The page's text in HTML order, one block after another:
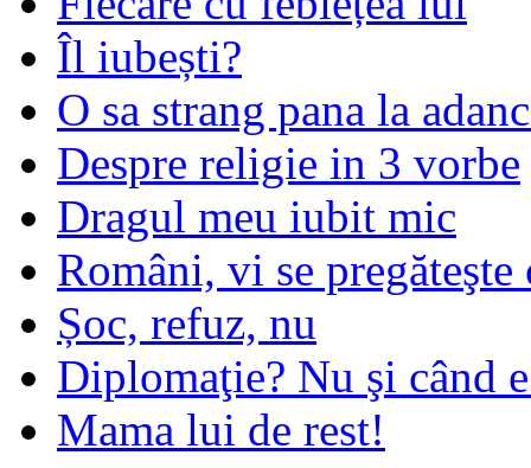
Îl iubești?
O sa strang pana la
Despre religie in 3 vorbe
Dragul meu iubit mic
Români, vi se pregăteşte
Șoc, refuz, nu
Diplomaţie? Nu şi când
Mama lui de rest!